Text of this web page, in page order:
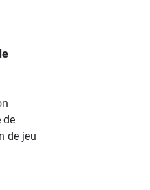
de
de jeu